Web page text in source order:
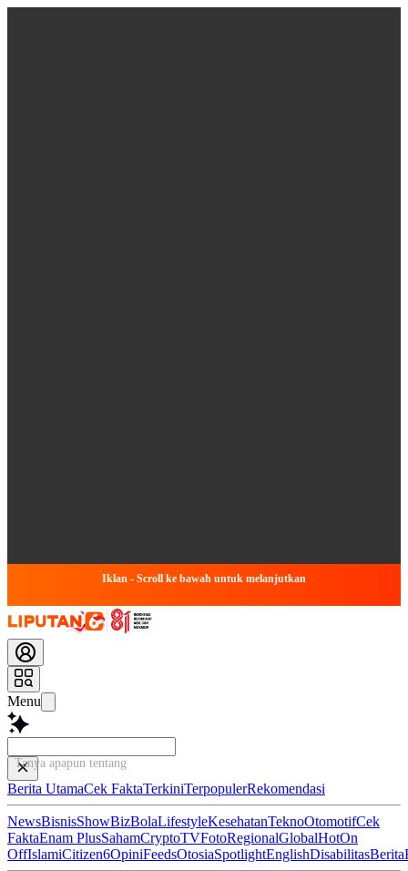
Iklan - Scroll ke bawah untuk melanjutkan
Menu
Tanya apapun tentang artike
Berita UtamaCek FaktaTerkiniTerpopulerRekomendasi
NewsBisnisShowBizBolaLifestyleKesehatanTeknoOtomotifCek
FaktaEnam PlusSahamCryptoTVFotoRegionalGlobalHotOn
OffIslamiCitizen6OpiniFeedsOtosiaSpotlightEnglishDisabilitasBerita